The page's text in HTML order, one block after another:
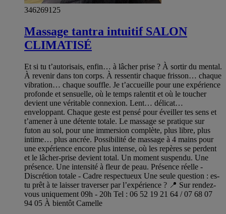
346269125
Massage tantra intuitif SALON
CLIMATISÉ
Et si tu t’autorisais, enfin… à lâcher prise ? À sortir du mental.
À revenir dans ton corps. À ressentir chaque frisson… chaque
vibration… chaque souffle. Je t’accueille pour une expérience
profonde et sensuelle, où le temps ralentit et où le toucher
devient une véritable connexion. Lent… délicat…
enveloppant. Chaque geste est pensé pour éveiller tes sens et
t’amener à une détente totale. Le massage se pratique sur
futon au sol, pour une immersion complète, plus libre, plus
intime… plus ancrée. Possibilité de massage à 4 mains pour
une expérience encore plus intense, où les repères se perdent
et le lâcher-prise devient total. Un moment suspendu. Une
présence. Une intensité à fleur de peau. Présence réelle -
Discrétion totale - Cadre respectueux Une seule question : es-
tu prêt à te laisser traverser par l’expérience ? 📍 Sur rendez-
vous uniquement 09h - 20h Tel : 06 52 19 21 64 / 07 68 07
94 05 À bientôt Camelle